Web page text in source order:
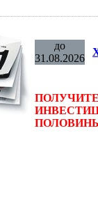
до
31.08.2026
ПОЛОВИНЫ